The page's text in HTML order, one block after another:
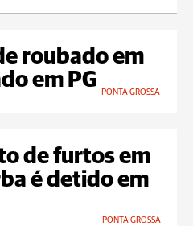
roubado em
em PG
PONTA GROSSA
de furtos em
é detido em
PONTA GROSSA